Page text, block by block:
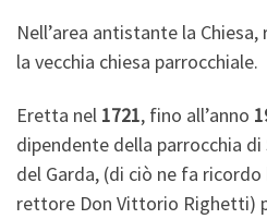
Nell’area antistante la Chiesa,
la vecchia chiesa parrocchiale.
Eretta nel 1721, fino all’anno
dipendente della parrocchia
del Garda, (di ciò ne fa ricordo
rettore Don Vittorio Righetti)